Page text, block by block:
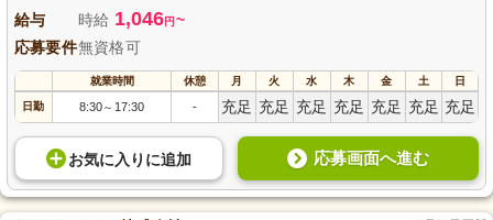
給与 時給 1,046円 ~
応募要件無資格可
就業時間 休憩 月 火 水 木 金 土 日
日勤 8:30～ 17:30 - 充足 充足 充足 充足 充足 充足 充足
お気に入り に追加 応募画面へ進む